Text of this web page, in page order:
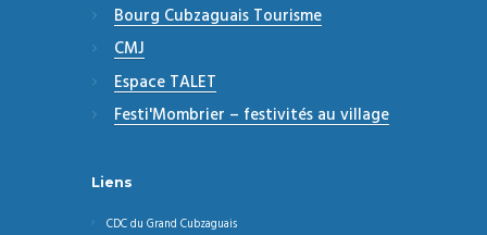
Bourg Cubzaguais Tourisme
CMJ
Espace TALET
Festi'Mombrier – festivités au village
Liens
CDC du Grand Cubzaguais